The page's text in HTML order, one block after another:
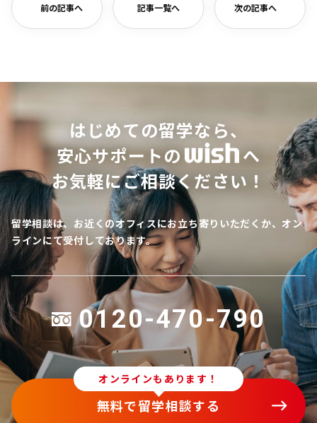
前の記事へ 記事一覧へ 次の記事へ
はじめての留学なら、
安心サポートの
へ
お気軽にご相談ください！
留学相談は、お近くのオフィスにお立ち寄りいただくか、オン
ラインにて受付しております。
0120-470-790
オンラインもあります！
無料で留学相談する